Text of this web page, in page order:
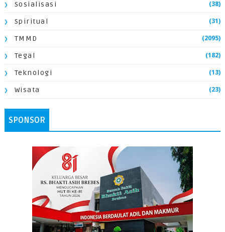
Sosialisasi (38)
Spiritual (31)
TMMD (2095)
Tegal (182)
Teknologi (13)
Wisata (23)
SPONSOR